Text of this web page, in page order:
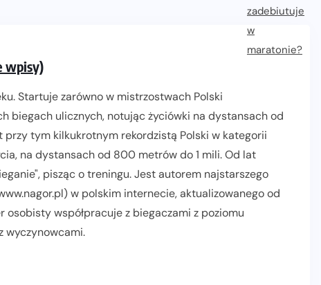
wpisy)
Startuje zarówno w mistrzostwach Polski
biegach ulicznych, notując życiówki na dystansach od
przy tym kilkukrotnym rekordzistą Polski w kategorii
na dystansach od 800 metrów do 1 mili. Od lat
pisząc o treningu. Jest autorem najstarszego
w polskim internecie, aktualizowanego od
współpracuje z biegaczami z poziomu
wyczynowcami.